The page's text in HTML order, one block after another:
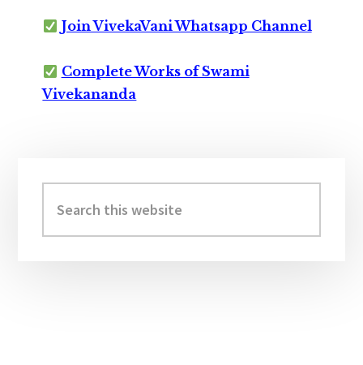
Join VivekaVani Whatsapp Channel
Complete Works of Swami
Vivekananda
Sidebar
this
website